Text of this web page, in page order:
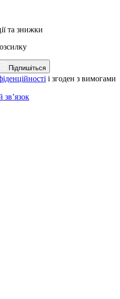
та знижки
Підпишіться
і згоден з вимогами
зв’язок